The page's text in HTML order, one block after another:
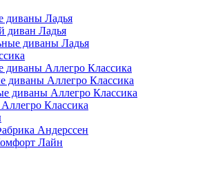
диваны Ладья
диван Ладья
диваны Ладья
диваны Аллегро Классика
диваны Аллегро Классика
диваны Аллегро Классика
Классика
Андерссен
Лайн